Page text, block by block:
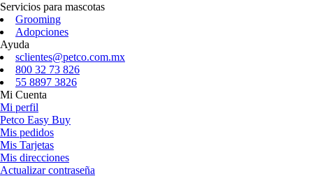
Servicios para mascotas
Grooming
Adopciones
Ayuda
sclientes@petco.com.mx
800 32 73 826
55 8897 3826
Mi Cuenta
Mi perfil
Petco Easy Buy
Mis pedidos
Mis Tarjetas
Mis direcciones
Actualizar contraseña